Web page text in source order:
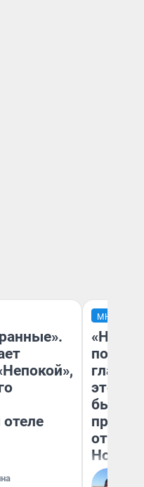
МНЕНИЕ
этого
бьет
отзыв
Нолана